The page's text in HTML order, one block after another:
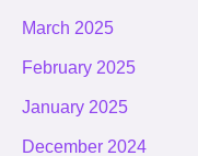
March 2025
February 2025
January 2025
December 2024